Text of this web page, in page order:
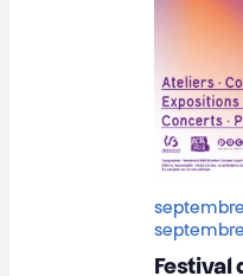
Festival